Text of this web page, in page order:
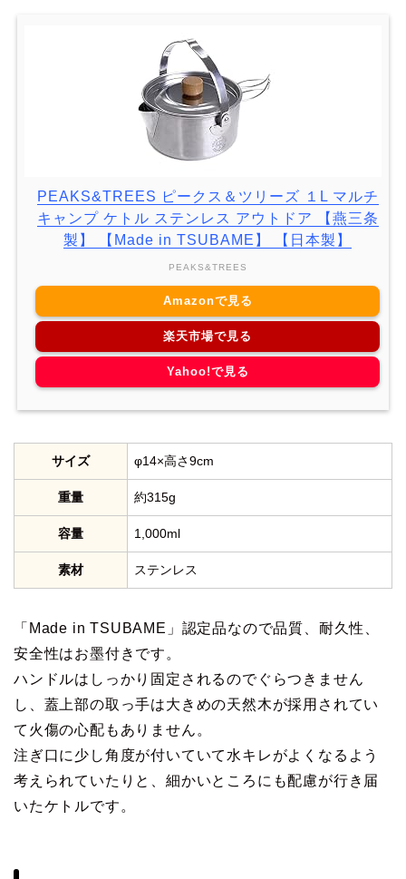
PEAKS&TREES ピークス＆ツリーズ １L マルチ
キャンプ ケトル ステンレス アウトドア 【燕三条
製】 【Made in TSUBAME】 【日本製】
PEAKS&TREES
Amazonで見る
楽天市場で見る
Yahoo!で見る
サイズ φ14×高さ9cm
重量 約315g
容量 1,000ml
素材 ステンレス
「Made in TSUBAME」認定品なので品質、耐久性、
安全性はお墨付きです。
ハンドルはしっかり固定されるのでぐらつきません
し、蓋上部の取っ手は大きめの天然木が採用されてい
て火傷の心配もありません。
注ぎ口に少し角度が付いていて水キレがよくなるよう
考えられていたりと、細かいところにも配慮が行き届
いたケトルです。